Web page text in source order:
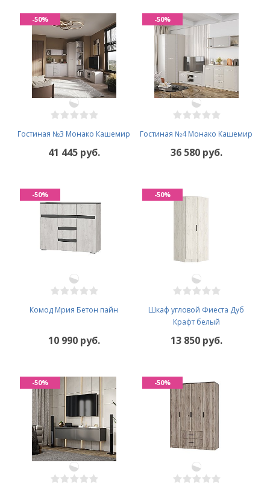
Гостиная №3 Монако Кашемир
41 445 руб.
-50%
Гостиная №4 Монако Кашемир
36 580 руб.
-50%
Комод Мрия Бетон пайн
10 990 руб.
-50%
Шкаф угловой Фиеста Дуб
Крафт белый
13 850 руб.
-50%
-50% -50%